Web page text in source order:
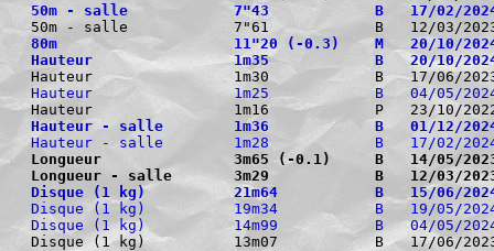
50m - salle            7"43            B   17/02/2024
80m                    11"20 (-0.3)    M   20/10/
Hauteur                1m35            B   20/10/
Hauteur                1m25            B   04/05/2024
Hauteur - salle        1m36            B   01/12/
Hauteur - salle        1m28            B   17/02/
Longueur               3m65 (-0.1)     B   14/05/
Longueur - salle       3m29            B   12/03/
Disque (1 kg)          21m64           B   15/06/
Disque (1 kg)          19m34           B   19/05/
Disque (1 kg)          14m99           B   04/05/2024
Disque (1 kg)          13m07           B   17/06/2023